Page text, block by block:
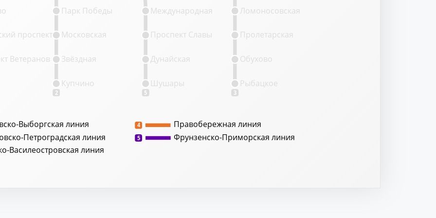
Выборгская линия
Петроградская линия
Василеостровская линия
Правобережная линия
4
Фрунзенско-Приморская линия
5
2 5 3
Ветеранов
Международная
проспект
Купчино
Звёздная
Московская
Парк Победы
Рыбацкое
Обухово
Пролетарская
Ломоносовская
Проспект Славы
Дунайская
Шушары